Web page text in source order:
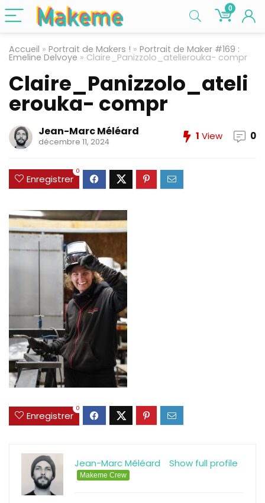
0
Accueil » Portrait de Makers ! » Portrait de Maker #169 :
Emeline Delvoye » Claire_Panizzolo_atelierouka- compr
Claire_Panizzolo_ateli
erouka- compr
Jean-Marc Méléard
décembre 11, 2024 1 View 0
Enregistrer
0
Enregistrer
0
Show full profile
Jean-Marc Méléard
Makeme Crew